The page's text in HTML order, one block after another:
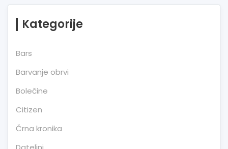
Kategorije
Bars
Barvanje obrvi
Bolečine
Citizen
Črna kronika